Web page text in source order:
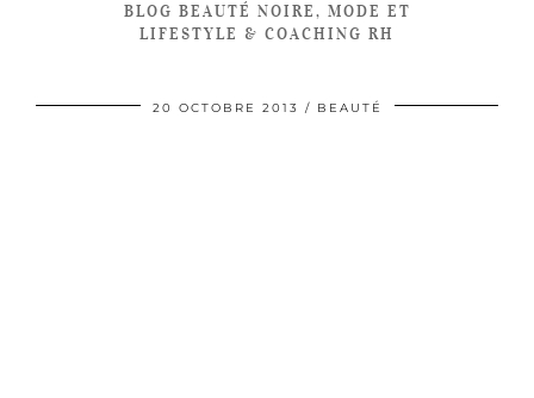
BLOG BEAUTÉ NOIRE, MODE ET
LIFESTYLE & COACHING RH
20 OCTOBRE 2013 BEAUTÉ